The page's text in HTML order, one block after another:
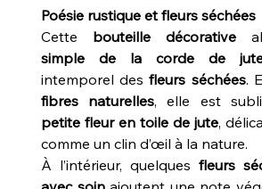
Poésie rustique et fleurs séchées
Cette bouteille décorative
simple de la corde de
intemporel desfleurs séchées.
fibres naturelles, elle est
petite fleur en toile de jute,
comme un clin d’œil à la nature.
À l’intérieur, quelquesfleurs